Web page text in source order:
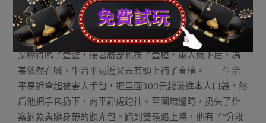
下，沉浸在幸福中而沒意想到傷害光降。牛治平易近上前
向他們索要手包，男人望了望他堅決地說“不”。就在這時
候，牛治平易近把槍瞄準了褚某的腰部，并立即擊發。馮
某嚇得鳴了壹聲，接著腰部也挨了壹槍。兩人倒下后，馮
某依然在喊，牛治平易近又去其頭上補了壹槍。 牛治
平易近拿起被害人手包，把里面300元錢裝進本人口袋，然
后他把手包扔下，向平靜處跑往。至圍墻邊時，扔失了作
案對象與隨身帶的觀光包。跑到雙嶺路上時，他有了“分段